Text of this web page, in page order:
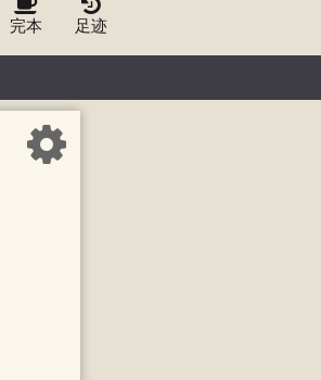
完本 足迹